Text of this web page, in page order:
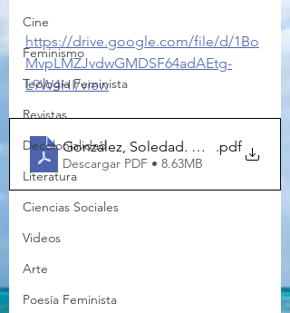
Cine
Feminismo
Teología Feminista
Revistas
Decolonialidad
Literatura
Ciencias Sociales
Videos
Arte
Poesía Feminista
https://drive.google.com/file/d/1Bo
MvpLMZJvdwGMDSF64adAEtg-
L9W4HI/view
González, Soledad. .pdf
Descargar PDF • 8.63MB